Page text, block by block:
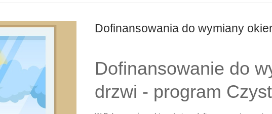
Dofinansowania do wymiany
Dofinansowanie do
drzwi - program